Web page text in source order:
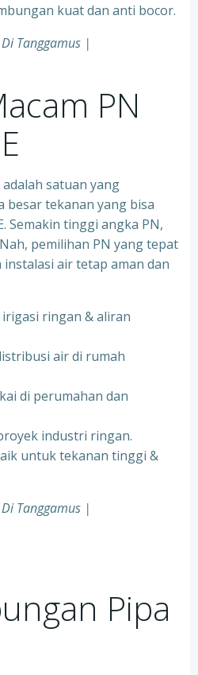
kuat dan anti bocor.
Tanggamus |
PN
satuan yang
besar tekanan yang bisa
Semakin tinggi angka PN,
pemilihan PN yang tepat
air tetap aman dan
ringan & aliran
air di rumah
di perumahan dan
industri ringan.
untuk tekanan tinggi &
Tanggamus |
Pipa